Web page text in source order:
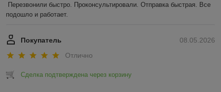
Перезвонили быстро. Проконсультировали. Отправка быстрая. Все
подошло и работает.
08.05.2026
Покупатель
Отлично
Сделка подтверждена через корзину